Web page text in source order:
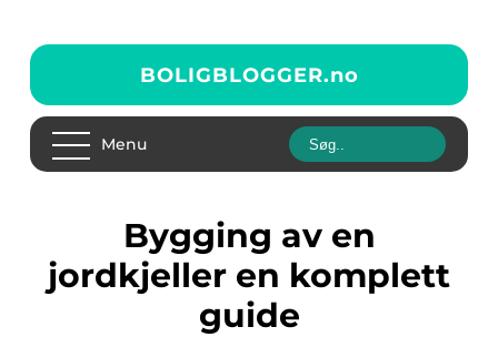
BOLIGBLOGGER.no
Menu
Bygging av en
jordkjeller en komplett
guide